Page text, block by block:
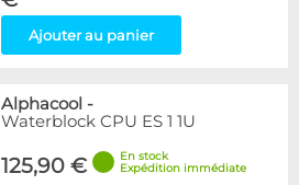
Ajouter au panier
Alphacool -
Waterblock CPU ES 1 1U
125,90 €
En stock
Expédition immédiate